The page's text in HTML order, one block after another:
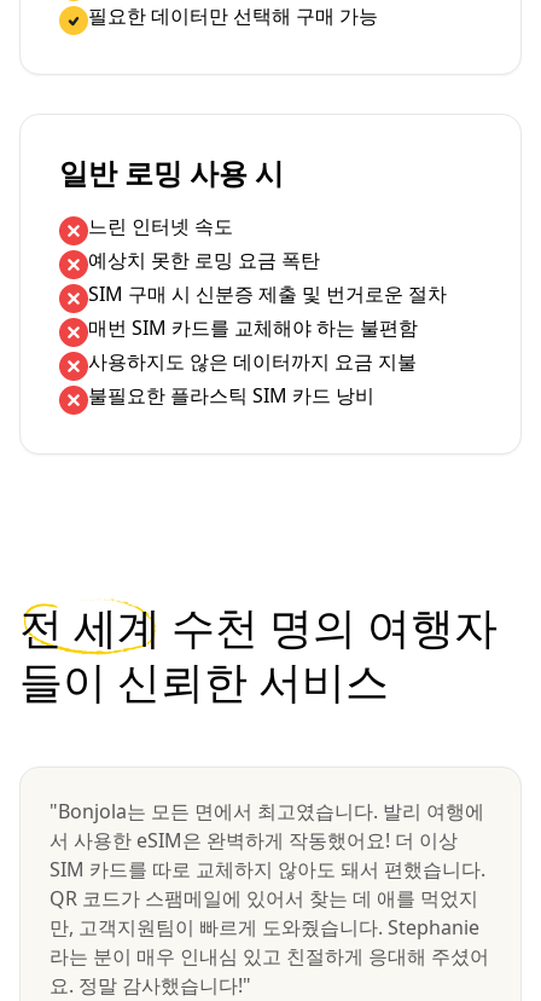
필요한 데이터만 선택해 구매 가능
일반 로밍 사용 시
느린 인터넷 속도
예상치 못한 로밍 요금 폭탄
SIM 구매 시 신분증 제출 및 번거로운 절차
매번 SIM 카드를 교체해야 하는 불편함
사용하지도 않은 데이터까지 요금 지불
불필요한 플라스틱 SIM 카드 낭비
전 세계 수천 명의 여행자
들이 신뢰한 서비스
"Bonjola는 모든 면에서 최고였습니다. 발리 여행에
서 사용한 eSIM은 완벽하게 작동했어요! 더 이상
SIM 카드를 따로 교체하지 않아도 돼서 편했습니다.
QR 코드가 스팸메일에 있어서 찾는 데 애를 먹었지
만, 고객지원팀이 빠르게 도와줬습니다. Stephanie
라는 분이 매우 인내심 있고 친절하게 응대해 주셨어
요. 정말 감사했습니다!"